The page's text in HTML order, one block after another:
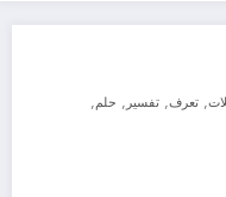
, تعرف, تفسير , حلم,